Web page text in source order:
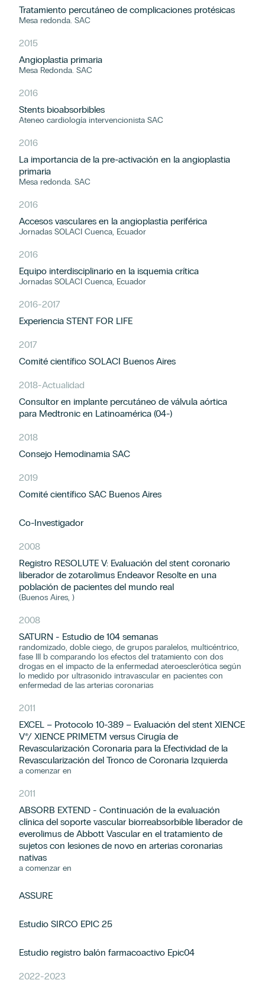
Tratamiento percutáneo de complicaciones protésicas
Mesa redonda. SAC
2015
Angioplastia primaria
Mesa Redonda. SAC
2016
Stents bioabsorbibles
Ateneo cardiología intervencionista SAC
2016
La importancia de la pre-activación en la angioplastia
primaria
Mesa redonda. SAC
2016
Accesos vasculares en la angioplastia periférica
Jornadas SOLACI Cuenca, Ecuador
2016
Equipo interdisciplinario en la isquemia crítica
Jornadas SOLACI Cuenca, Ecuador
2016-2017
Experiencia STENT FOR LIFE
2017
Comité científico SOLACI Buenos Aires
2018-Actualidad
Consultor en implante percutáneo de válvula aórtica
para Medtronic en Latinoamérica (04-)
2018
Consejo Hemodinamia SAC
2019
Comité científico SAC Buenos Aires
Co-Investigador
2008
Registro RESOLUTE V: Evaluación del stent coronario
liberador de zotarolimus Endeavor Resolte en una
población de pacientes del mundo real
(Buenos Aires, )
2008
SATURN - Estudio de 104 semanas
randomizado, doble ciego, de grupos paralelos, multicéntrico,
fase III b comparando los efectos del tratamiento con dos
drogas en el impacto de la enfermedad ateroesclerótica según
lo medido por ultrasonido intravascular en pacientes con
enfermedad de las arterias coronarias
2011
EXCEL – Protocolo 10-389 – Evaluación del stent XIENCE
V®/ XIENCE PRIMETM versus Cirugía de
Revascularización Coronaria para la Efectividad de la
Revascularización del Tronco de Coronaria Izquierda
a comenzar en
2011
ABSORB EXTEND - Continuación de la evaluación
clínica del soporte vascular biorreabsorbible liberador de
everolimus de Abbott Vascular en el tratamiento de
sujetos con lesiones de novo en arterias coronarias
nativas
a comenzar en
ASSURE
Estudio SIRCO EPIC 25
Estudio registro balón farmacoactivo Epic04
2022-2023